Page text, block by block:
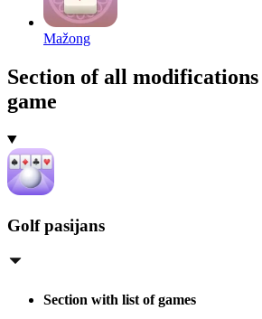
Mažong
Section of all
game
Golf pasijans
Section with list of games